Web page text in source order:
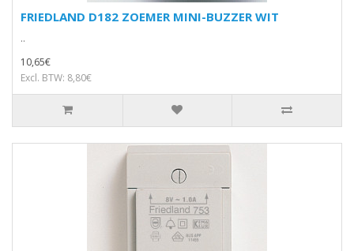
FRIEDLAND D182 ZOEMER MINI-BUZZER WIT
..
10,65€
Excl. BTW: 8,80€